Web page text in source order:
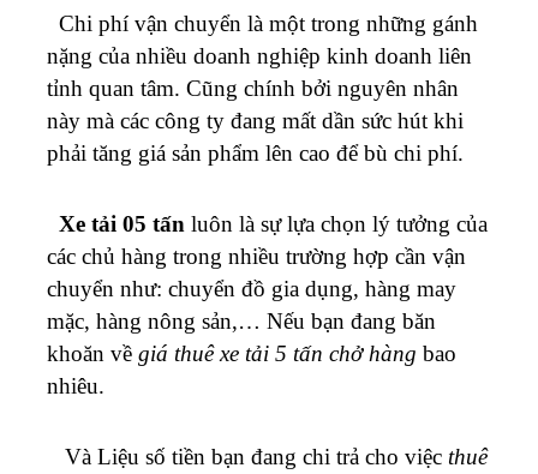
Chi phí vận chuyển là một trong những gánh
nặng của nhiều doanh nghiệp kinh doanh liên
tỉnh quan tâm. Cũng chính bởi nguyên nhân
này mà các công ty đang mất dần sức hút khi
phải tăng giá sản phẩm lên cao để bù chi phí.
Xe tải 05 tấn luôn là sự lựa chọn lý tưởng của
các chủ hàng trong nhiều trường hợp cần vận
chuyển như: chuyển đồ gia dụng, hàng may
mặc, hàng nông sản,… Nếu bạn đang băn
khoăn về giá thuê xe tải 5 tấn chở hàng bao
nhiêu.
Và Liệu số tiền bạn đang chi trả cho việc thuê